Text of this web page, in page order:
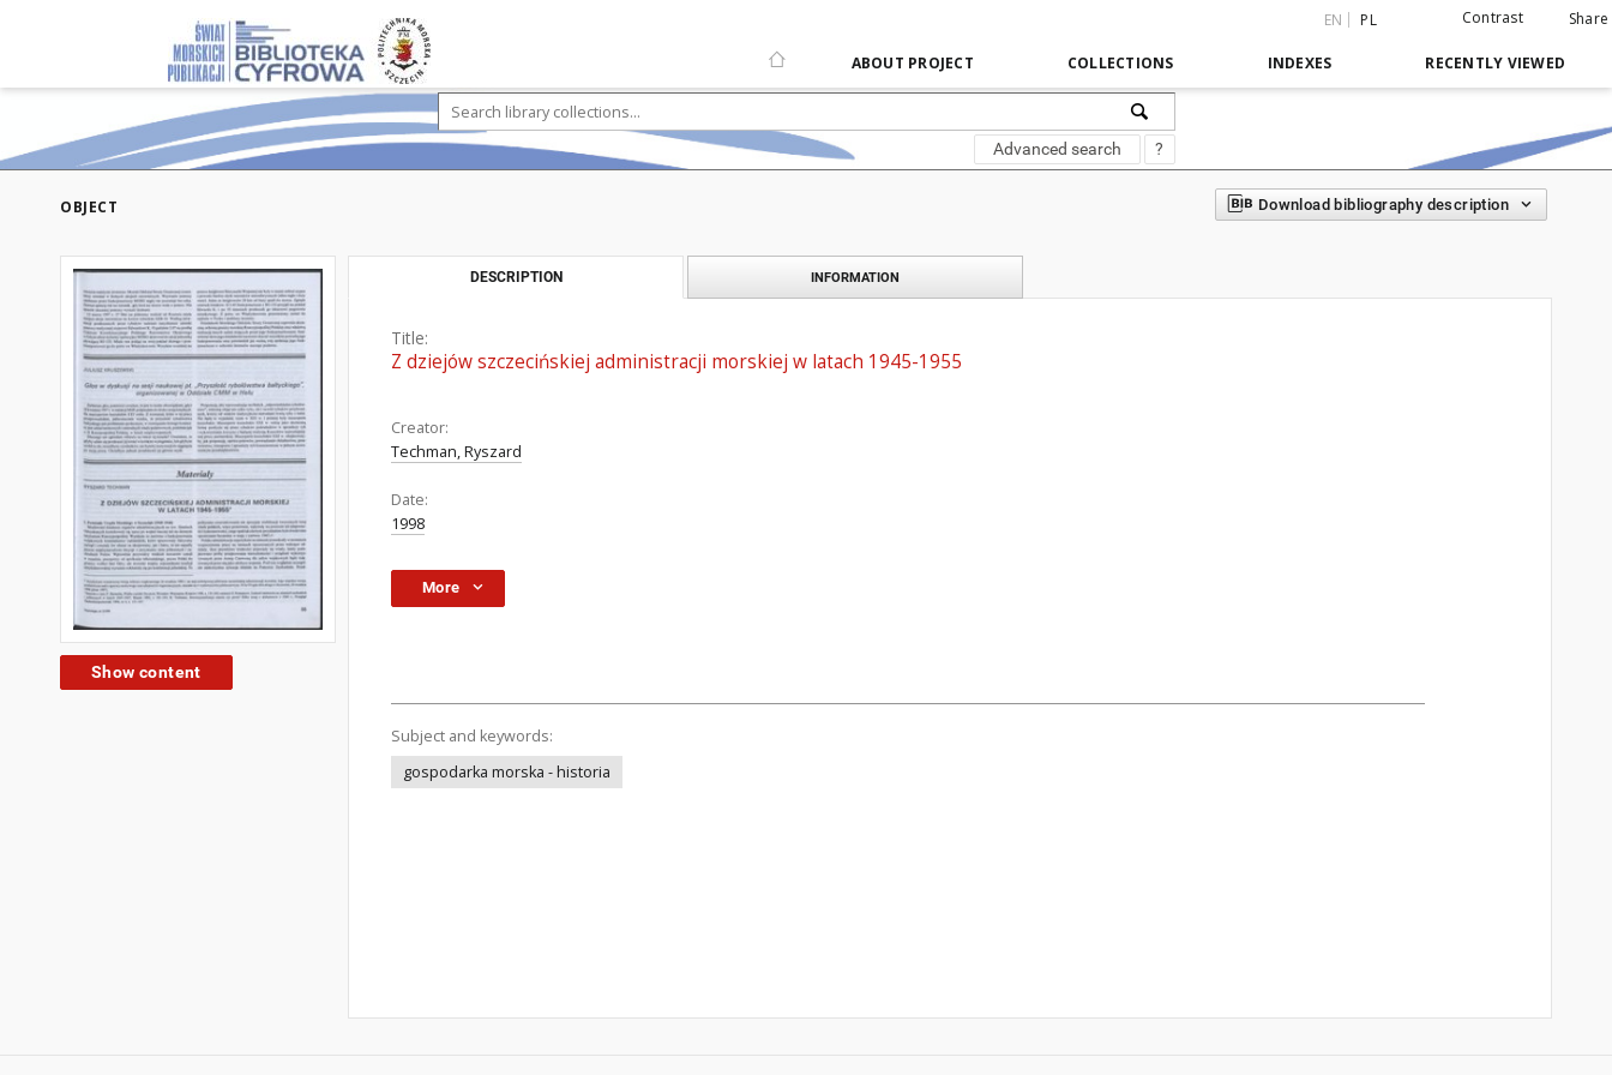
EN PL Contrast Share
ABOUT PROJECT COLLECTIONS INDEXES RECENTLY VIEWED
Advanced search ?
OBJECT Download bibliography description
Show content
DESCRIPTION INFORMATION
Title:
Z dziejów szczecińskiej administracji morskiej w latach 1945-1955
Creator:
Techman, Ryszard
Date:
1998
More
Subject and keywords:
gospodarka morska - historia